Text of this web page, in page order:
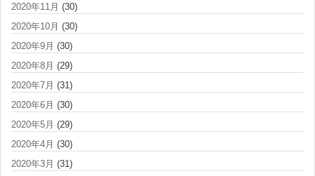
2020年11月 (30)
2020年10月 (30)
2020年9月 (30)
2020年8月 (29)
2020年7月 (31)
2020年6月 (30)
2020年5月 (29)
2020年4月 (30)
2020年3月 (31)